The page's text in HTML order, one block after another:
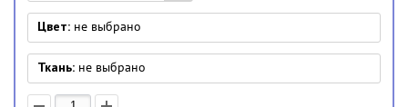
Цвет: не выбрано
Ткань: не выбрано